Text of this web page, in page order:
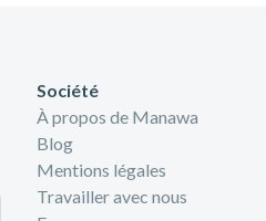
Société
À propos de Manawa
Blog
Mentions légales
Travailler avec nous